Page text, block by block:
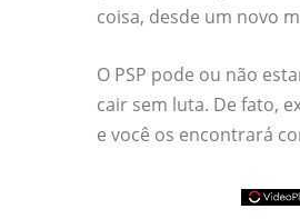
coisa, desde um novo
O PSP pode ou não
cair sem luta. De fato,
e você os encontrará